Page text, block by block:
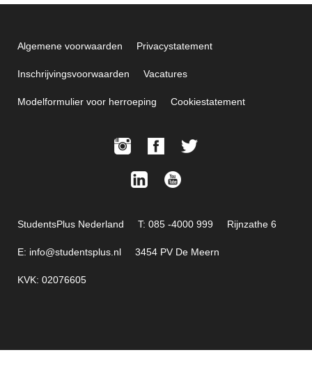
Algemene voorwaarden Privacystatement
Inschrijvingsvoorwaarden Vacatures
Modelformulier voor herroeping Cookiestatement
StudentsPlus Nederland T: 085 -4000 999 Rijnzathe 6
E: info@studentsplus.nl 3454 PV De Meern
KVK: 02076605